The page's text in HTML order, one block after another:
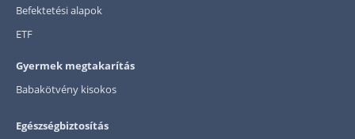
Befektetési alapok
ETF
Gyermek megtakarítás
Babakötvény kisokos
Egészségbiztosítás